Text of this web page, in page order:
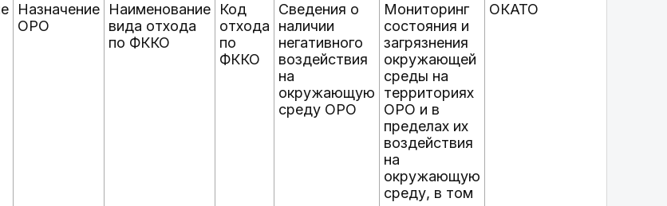
Назначение
ОРО
Наименование
вида отхода
по ФККО
Код
отхода
по
ФККО
Сведения о
наличии
негативного
воздействия
на
окружающую
среду ОРО
Мониторинг
состояния и
загрязнения
окружающей
среды на
территориях
ОРО и в
пределах их
воздействия
на
окружающую
среду, в том
ОКАТО